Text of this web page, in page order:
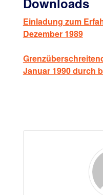
Einladung zum
Dezember 1989
Januar 1990 durch